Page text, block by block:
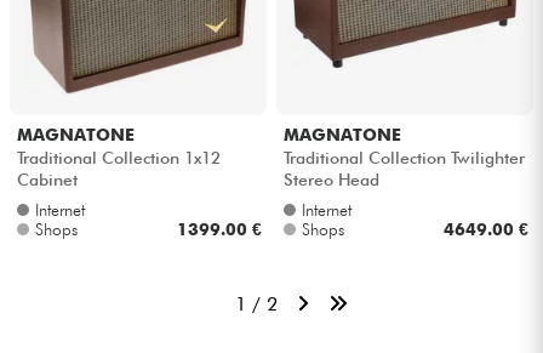
MAGNATONE
Traditional Collection 1x12
Cabinet
Internet
Shops
1399.00 €
MAGNATONE
Traditional Collection Twilighter
Stereo Head
Internet
Shops
4649.00 €
1 / 2